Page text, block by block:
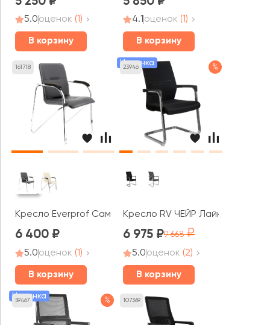
5.0оценок (1)
В корзину
4.1 оценок (1)
В корзину
161718
Кресло Everprof Самба Вуд СФ / Samba Wood CF
6 400
5.0оценок (1)
В корзину
23946
Новинка %
Кресло RV ЧЕЙР Лайк / Like
6 975 9 668
5.0оценок (2)
В корзину
59467
Новинка % 107369